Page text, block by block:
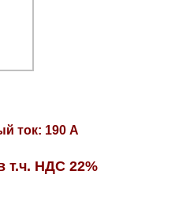
ток: 190 А
т.ч. НДС 22%